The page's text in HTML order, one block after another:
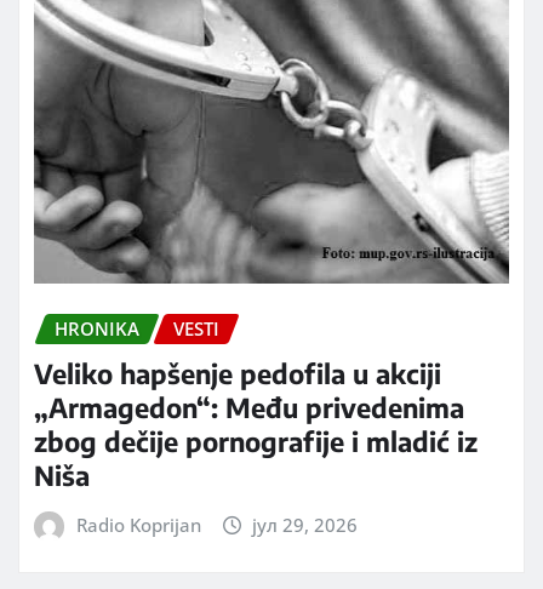
HRONIKA VESTI
Veliko hapšenje pedofila u akciji
„Armagedon“: Među privedenima
zbog dečije pornografije i mladić iz
Niša
Radio Koprijan јул 29, 2026